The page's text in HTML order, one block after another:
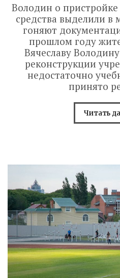
Володин о
средства выделили в
гоняют
прошлом году
Вячеславу
реконструкции
недостаточно
принято
Читать